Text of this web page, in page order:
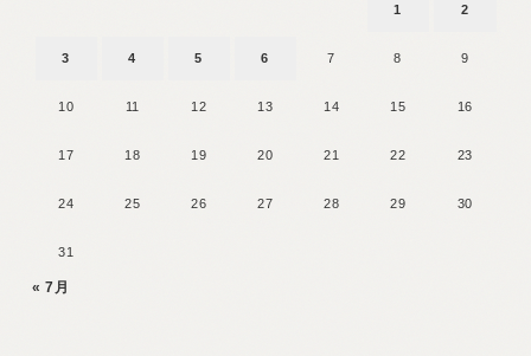
1 2
3 4 5 6 7 8 9
10 11 12 13 14 15 16
17 18 19 20 21 22 23
24 25 26 27 28 29 30
31
« 7月